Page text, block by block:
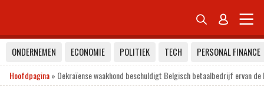
 
ONDERNEMEN ECONOMIE POLITIEK TECH
PERSONAL FINANCE
Hoofdpagina» Oekraïense waakhond beschuldigt Belgisch betaalbedrijf ervan de